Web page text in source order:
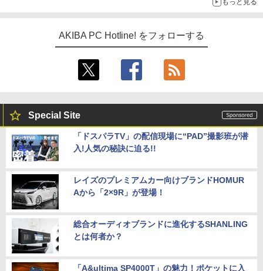
もっと見る
AKIBA PC Hotline! をフォローする
Special Site
「ドスパラTV」の配信現場に“PAD”撮影班が潜
入!人気の秘訣に迫る!!
レイズのプレミアムカー向けブランドHOMUR
Aから「2×9R」が登場！
総合オーディオブランドに進化するSHANLING
とは何者か？
「A&ultima SP4000T」の魅力！ポケットに入